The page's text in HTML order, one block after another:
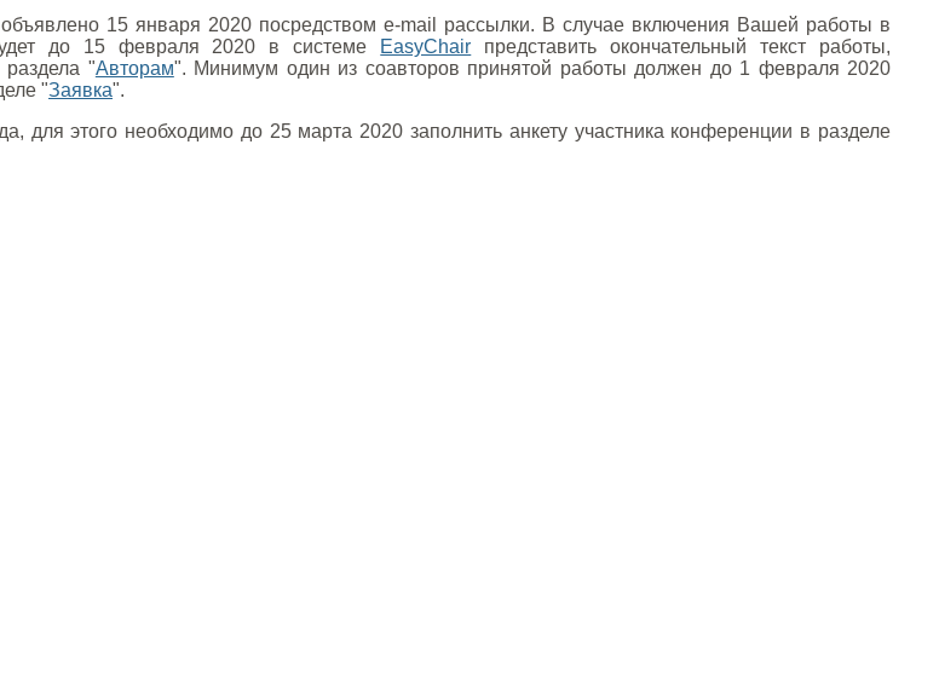
15 января 2020 посредством e-mail рассылки. В случае включения Вашей работы в
до 15 февраля 2020 в системе
EasyChair представить окончательный текст работы,
"Авторам". Минимум один из соавторов принятой работы должен до 1 февраля 2020
"Заявка".
для этого необходимо до 25 марта 2020 заполнить анкету участника конференции в разделе